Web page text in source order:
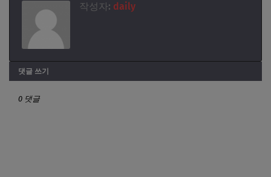
작성자: daily
댓글 쓰기
0 댓글